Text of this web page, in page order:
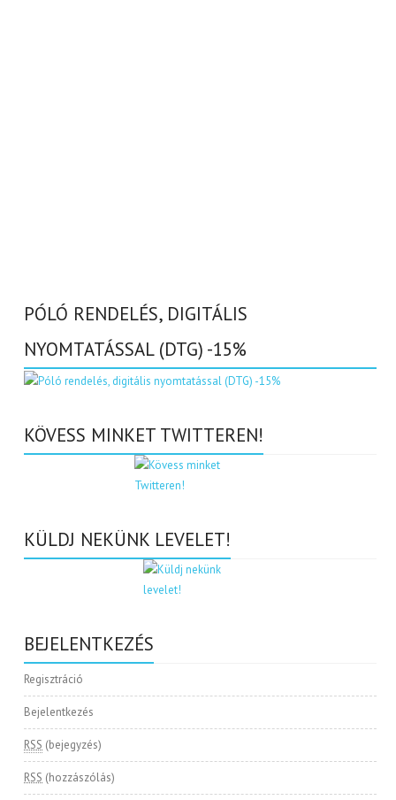
PÓLÓ RENDELÉS, DIGITÁLIS
NYOMTATÁSSAL (DTG) -15%
KÖVESS MINKET TWITTEREN!
KÜLDJ NEKÜNK LEVELET!
BEJELENTKEZÉS
Regisztráció
Bejelentkezés
RSS (bejegyzés)
RSS (hozzászólás)